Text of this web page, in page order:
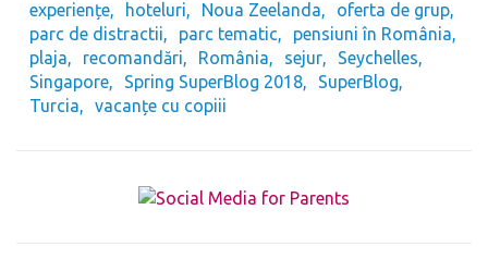
experiențe
hoteluri Noua Zeelanda
oferta de grup
parc de distractii
parc tematic
pensiuni în România
plaja
recomandări România sejur
Seychelles
Singapore
Spring SuperBlog 2018
SuperBlog
Turcia
vacanțe cu copiii